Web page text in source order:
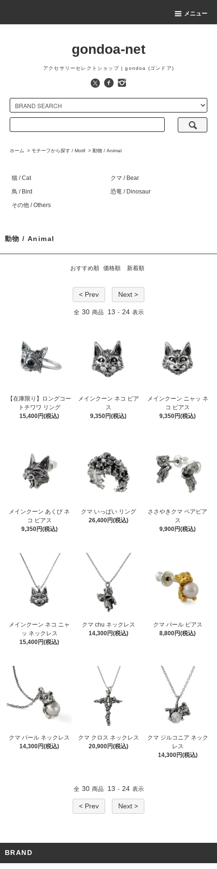
メニュー
gondoa-net
アクセサリーセレクトショップ | gondoa (ゴンドア)
ホーム > モチーフから探す / Motif > 動物 / Animal
猫 / Cat
クマ / Bear
鳥 / Bird
恐竜 / Dinosaur
その他 / Others
動物 / Animal
おすすめ順 価格順 新着順
< Prev Next >
全 30 商品 13 - 24 表示
【在庫限り】ロングコー
トチワワ リング
15,400円(税込)
メインクーン ネコ ピア
ス
9,350円(税込)
メインクーン ニャッ ネ
コ ピアス
9,350円(税込)
メインクーン あくび ネ
コ ピアス
9,350円(税込)
クマ いっぱい リング
26,400円(税込)
ささやきクマ ペアピア
ス
9,900円(税込)
メインクーン ネコ ニャ
ッ ネックレス
15,400円(税込)
クマ chu ネックレス
14,300円(税込)
クマ パール ピアス
8,800円(税込)
クマ パール ネックレス
14,300円(税込)
クマ クロス ネックレス
20,900円(税込)
クマ ジルコニア ネック
レス
14,300円(税込)
全 30 商品 13 - 24 表示
< Prev Next >
BRAND